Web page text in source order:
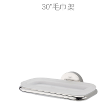
30"毛巾架